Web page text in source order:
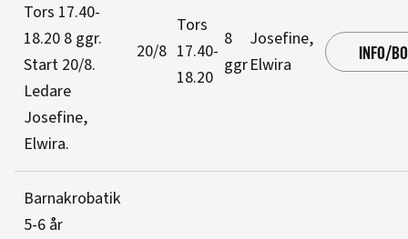
Tors 17.40-
18.20 8 ggr.
Start 20/8.
Ledare
Josefine,
Elwira.
20/8
Tors
17.40-
18.20
8
ggr
Josefine,
Elwira
INFO/
Barnakrobatik
5-6 år